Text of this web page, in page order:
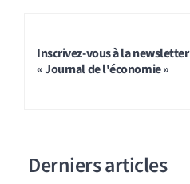
Inscrivez-vous à la newsletter
« Journal de l'économie »
Derniers articles